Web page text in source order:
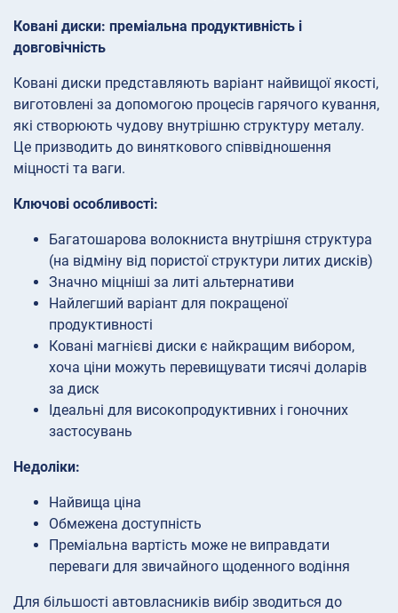
Ковані диски: преміальна продуктивність і
довговічність
Ковані диски представляють варіант найвищої якості,
виготовлені за допомогою процесів гарячого кування,
які створюють чудову внутрішню структуру металу.
Це призводить до виняткового співвідношення
міцності та ваги.
Ключові особливості:
Багатошарова волокниста внутрішня структура
(на відміну від пористої структури литих дисків)
Значно міцніші за литі альтернативи
Найлегший варіант для покращеної
продуктивності
Ковані магнієві диски є найкращим вибором,
хоча ціни можуть перевищувати тисячі доларів
за диск
Ідеальні для високопродуктивних і гоночних
застосувань
Недоліки:
Найвища ціна
Обмежена доступність
Преміальна вартість може не виправдати
переваги для звичайного щоденного водіння
Для більшості автовласників вибір зводиться до